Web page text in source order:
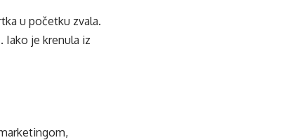
u početku zvala.
Iako je krenula iz